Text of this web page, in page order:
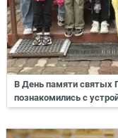
В День памяти святых
познакомились с